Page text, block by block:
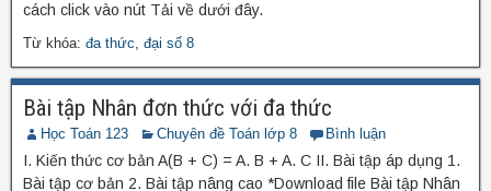
cách click vào nút Tải về dưới đây.
Từ khóa: đa thức, đại số 8
Bài tập Nhân đơn thức với đa thức
Học Toán 123 Chuyên đề Toán lớp 8 Bình luận
I. Kiến thức cơ bản A(B + C) = A. B + A. C II. Bài tập áp dụng 1.
Bài tập cơ bản 2. Bài tập nâng cao *Download file Bài tập Nhân